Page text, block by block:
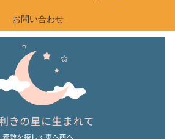
お問い合わせ